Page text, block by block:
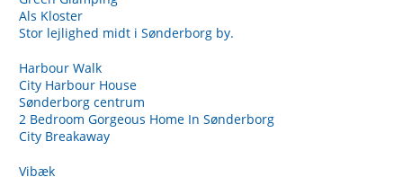
Als Kloster
Stor lejlighed midt i Sønderborg by.
Harbour Walk
City Harbour House
Sønderborg centrum
2 Bedroom Gorgeous Home In Sønderborg
City Breakaway
Vibæk